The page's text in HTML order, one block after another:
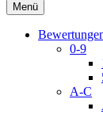
Menü
0-9
A-C